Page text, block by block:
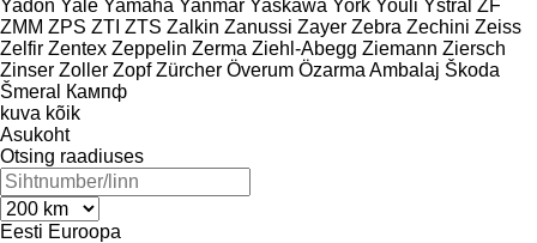
Yadon Yale Yamaha Yanmar Yaskawa York Youli Ystral ZF
ZMM ZPS ZTI ZTS Zalkin Zanussi Zayer Zebra Zechini Zeiss
Zelfir Zentex Zeppelin Zerma Ziehl-Abegg Ziemann Ziersch
Zinser Zoller Zopf Zürcher Överum Özarma Ambalaj Škoda
Šmeral
Кампф
kuva kõik
Asukoht
Otsing raadiuses
Eesti Euroopa